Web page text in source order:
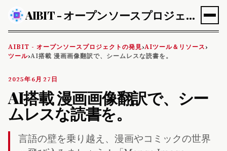
AIBIT - オープンソースプロジェクトの発見
AIBIT - オープンソースプロジェクトの発見›AIツール＆リソース›
ツール›AI搭載 漫画画像翻訳で、シームレスな読書を。
2025年6月27日
AI搭載 漫画画像翻訳で、シー
ムレスな読書を。
言語の壁を乗り越え、漫画やコミックの世界